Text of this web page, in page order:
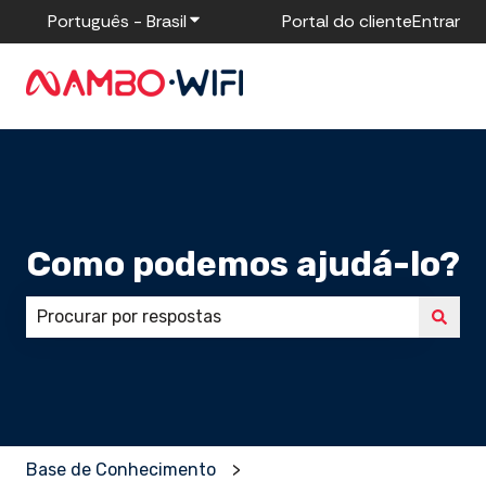
Português - BrasilMostrar submenu para traduções
Portal do clienteEntrar
Como podemos ajudá-lo?
Base de Conhecimento